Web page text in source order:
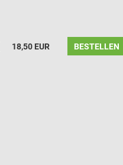
18,50 EUR BESTELLEN